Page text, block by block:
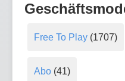
Free To Play(1707)
Abo(41)